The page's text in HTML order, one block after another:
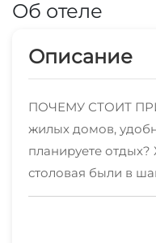
Об отеле
Описание
ПОЧЕМУ СТОИТ
жилых домов,
планируете
столовая были в
"Керим"!!!Удобное